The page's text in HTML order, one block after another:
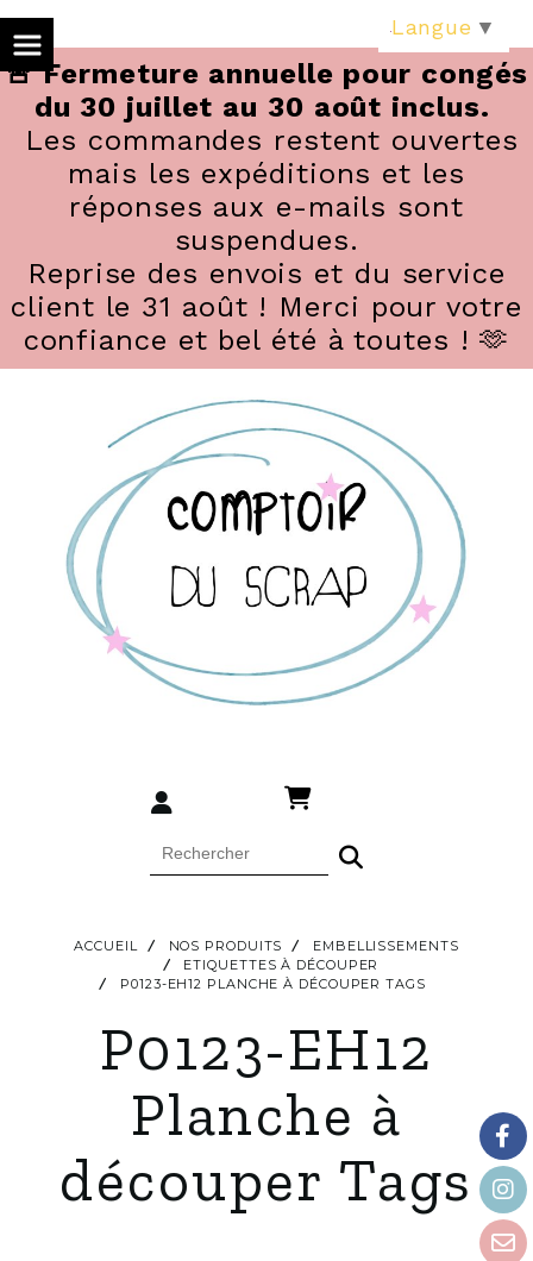
🚨 Fermeture annuelle pour congés
du 30 juillet au 30 août inclus.
Les commandes restent ouvertes
mais les expéditions et les
réponses aux e-mails sont
suspendues.
Reprise des envois et du service
client le 31 août ! Merci pour votre
confiance et bel été à toutes ! 🫶
ACCUEIL NOS PRODUITS
EMBELLISSEMENTS
ETIQUETTES À DÉCOUPER
P0123-EH12 PLANCHE À DÉCOUPER TAGS
P0123-EH12
Planche à
découper Tags
Langue ▼